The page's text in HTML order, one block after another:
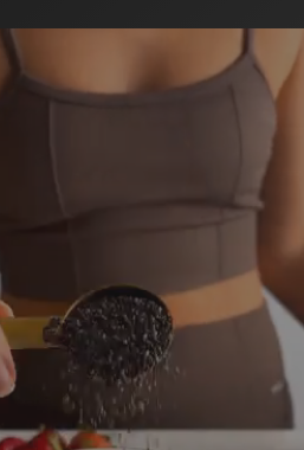
несмотря на новый роман